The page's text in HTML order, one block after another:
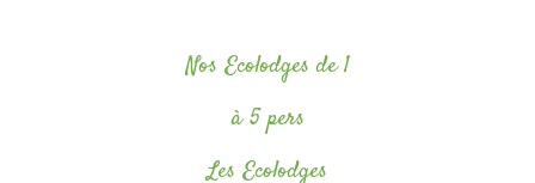
Nos Ecolodges de 1
à 5 pers
Les Ecolodges